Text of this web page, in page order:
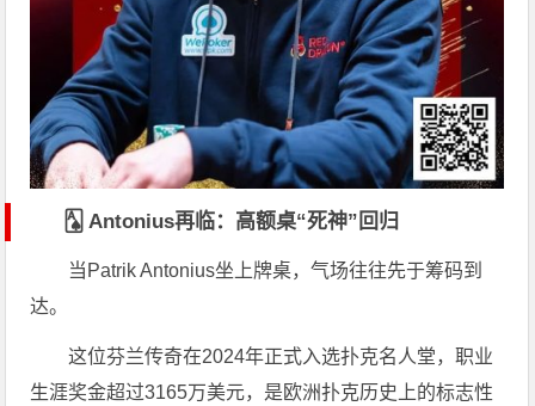
🂡 Antonius再临：高额桌“死神”回归
当 Patrik Antonius坐上牌桌，气场往往先于筹码到
达。
这位芬兰传奇在2024年正式入选扑克名人堂，职业
生涯奖金超过3165万美元，是欧洲扑克历史上的标志性